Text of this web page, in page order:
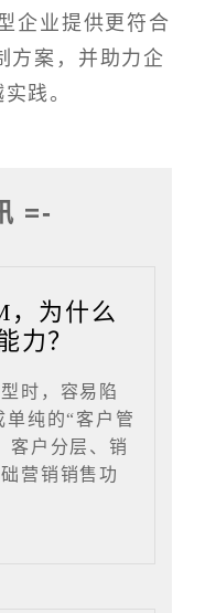
企业提供更符合
方案，并助力企
践。
=-
，为什么
力？
时，容易陷
单纯的“客户管
客户分层、销
营销销售功